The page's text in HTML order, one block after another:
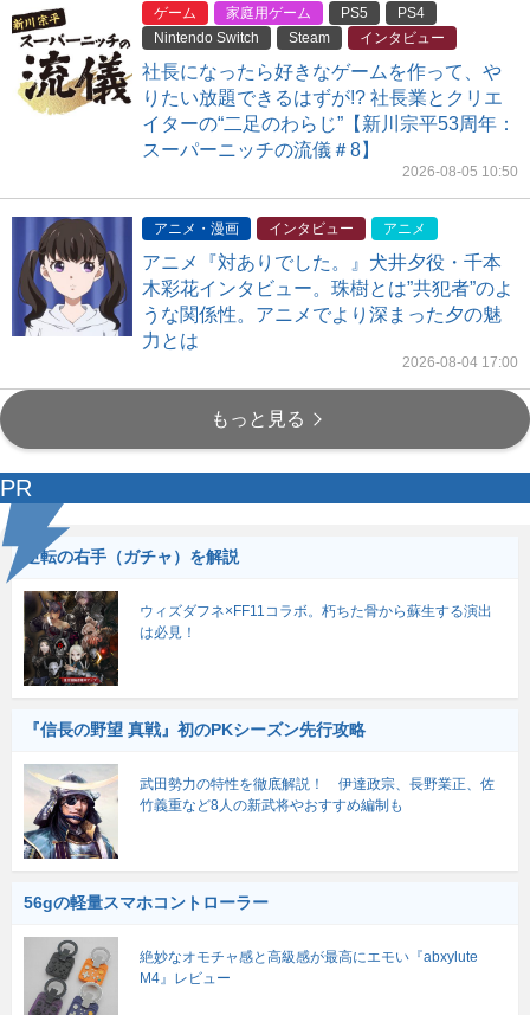
ゲーム 家庭用ゲーム PS5
PS4
Nintendo Switch
Steam インタビュー
社長になったら好きなゲームを作って、や
りたい放題できるはずが!? 社長業とクリエ
イターの“二足のわらじ”【新川宗平53周年：
スーパーニッチの流儀＃8】
2026-08-05 10:50
アニメ・漫画 インタビュー アニメ
アニメ『対ありでした。』犬井夕役・千本
木彩花インタビュー。珠樹とは”共犯者”のよ
うな関係性。アニメでより深まった夕の魅
力とは
2026-08-04 17:00
もっと見る
PR
逆転の右手（ガチャ）を解説
ウィズダフネ×FF11コラボ。朽ちた骨から蘇生する演出
は必見！
『信長の野望 真戦』初のPKシーズン先行攻略
武田勢力の特性を徹底解説！ 伊達政宗、長野業正、佐
竹義重など8人の新武将やおすすめ編制も
56gの軽量スマホコントローラー
絶妙なオモチャ感と高級感が最高にエモい『abxylute
M4』レビュー